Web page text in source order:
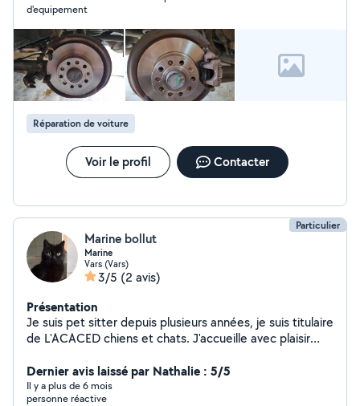
d'equipement
Réparation de voiture
Voir le profil Contacter
Particulier
Marine bollut
Marine
Vars (Vars)
3/5 (2 avis)
Présentation
Je suis pet sitter depuis plusieurs années, je suis titulaire
de L'ACACED chiens et chats. J'accueille avec plaisir
rendre visite
Dernier avis laissé par Nathalie : 5/5
Il y a plus de 6 mois
personne réactive